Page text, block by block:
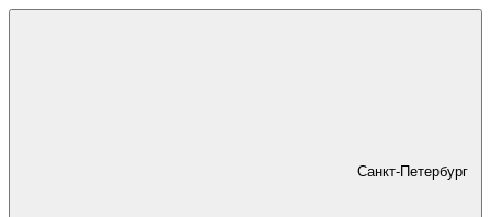
Санкт-Петербург